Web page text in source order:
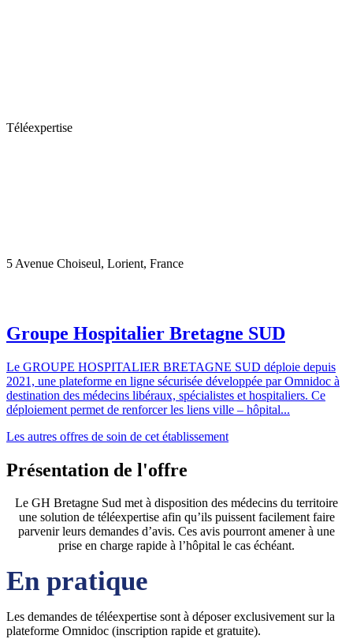
Téléexpertise
5 Avenue Choiseul, Lorient, France
Groupe Hospitalier Bretagne SUD
Le GROUPE HOSPITALIER BRETAGNE SUD déploie depuis
2021, une plateforme en ligne sécurisée développée par Omnidoc à
destination des médecins libéraux, spécialistes et hospitaliers. Ce
déploiement permet de renforcer les liens ville – hôpital...
Les autres offres de soin de cet établissement
Présentation de l'offre
Le GH Bretagne Sud met à disposition des médecins du territoire
une solution de téléexpertise afin qu’ils puissent facilement faire
parvenir leurs demandes d’avis. Ces avis pourront amener à une
prise en charge rapide à l’hôpital le cas échéant.
En pratique
Les demandes de téléexpertise sont à déposer exclusivement sur la
plateforme Omnidoc (inscription rapide et gratuite).